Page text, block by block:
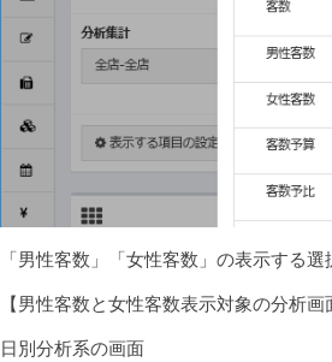
「男性客数」「女性客数」の表示する
【男性客数と女性客数表示対象の分析画
日別分析系の画面